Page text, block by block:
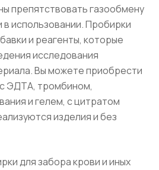
препятствовать газообмену
использовании. Пробирки
и реагенты, которые
исследования
Вы можете приобрести
ЭДТА, тромбином,
и гелем, с цитратом
изделия и без
для забора крови и иных